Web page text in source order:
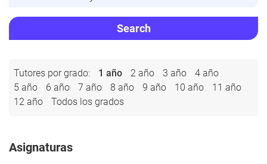
Search
Tutores por grado: 1 año 2 año 3 año
4 año
5 año
6 año 7 año 8 año 9 año 10 año
11 año
12 año
Todos los grados
Asignaturas